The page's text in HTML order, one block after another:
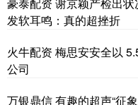
发软耳鸣：真的超挫折
火牛配资 梅思安安全以
公司
万银鼎信 有趣的超声“征